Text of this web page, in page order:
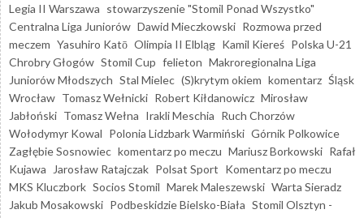
Legia II Warszawa stowarzyszenie "Stomil Ponad Wszystko"
Centralna Liga Juniorów Dawid Mieczkowski Rozmowa przed
meczem Yasuhiro Katō Olimpia II Elbląg Kamil Kiereś Polska U-21
Chrobry Głogów Stomil Cup felieton Makroregionalna Liga
Juniorów Młodszych Stal Mielec (S)krytym okiem komentarz Śląsk
Wrocław Tomasz Wełnicki Robert Kiłdanowicz Mirosław
Jabłoński Tomasz Wełna Irakli Meschia Ruch Chorzów
Wołodymyr Kowal Polonia Lidzbark Warmiński Górnik Polkowice
Zagłębie Sosnowiec komentarz po meczu Mariusz Borkowski Rafał
Kujawa
Jarosław Ratajczak Polsat Sport Komentarz po meczu
MKS Kluczbork Socios Stomil Marek Maleszewski Warta Sieradz
Jakub Mosakowski Podbeskidzie Bielsko-Biała Stomil Olsztyn -